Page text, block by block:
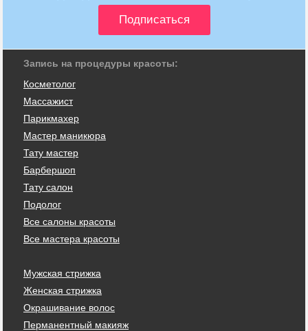
Запись на процедуры красоты:
Косметолог
Массажист
Парикмахер
Мастер маникюра
Тату мастер
Барбершоп
Тату салон
Подолог
Все салоны красоты
Все мастера красоты
Мужская стрижка
Женская стрижка
Окрашивание волос
Перманентный макияж